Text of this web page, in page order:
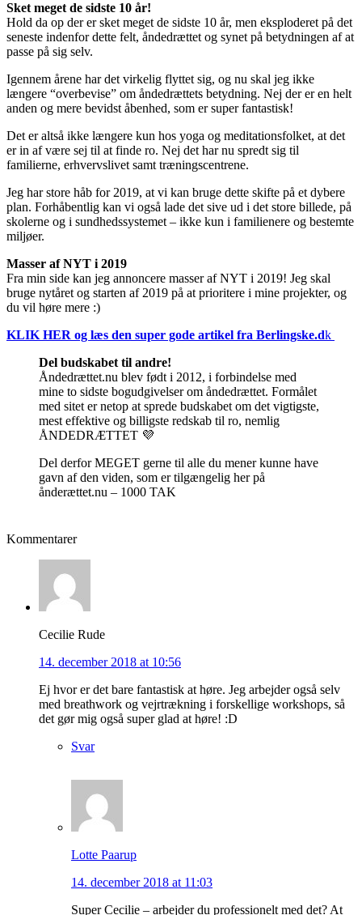
Sket meget de sidste 10 år!
Hold da op der er sket meget de sidste 10 år, men eksploderet på det
seneste indenfor dette felt, åndedrættet og synet på betydningen af at
passe på sig selv.
Igennem årene har det virkelig flyttet sig, og nu skal jeg ikke
længere “overbevise” om åndedrættets betydning. Nej der er en helt
anden og mere bevidst åbenhed, som er super fantastisk!
Det er altså ikke længere kun hos yoga og meditationsfolket, at det
er in af være sej til at finde ro. Nej det har nu spredt sig til
familierne, erhvervslivet samt træningscentrene.
Jeg har store håb for 2019, at vi kan bruge dette skifte på et dybere
plan. Forhåbentlig kan vi også lade det sive ud i det store billede, på
skolerne og i sundhedssystemet – ikke kun i familienere og bestemte
miljøer.
Masser af NYT i 2019
Fra min side kan jeg annoncere masser af NYT i 2019! Jeg skal
bruge nytåret og starten af 2019 på at prioritere i mine projekter, og
du vil høre mere :)
KLIK HER og læs den super gode artikel fra Berlingske.dk
Del budskabet til andre!
Åndedrættet.nu blev født i 2012, i forbindelse med
mine to sidste bogudgivelser om åndedrættet. Formålet
med sitet er netop at sprede budskabet om det vigtigste,
mest effektive og billigste redskab til ro, nemlig
ÅNDEDRÆTTET 💜
Del derfor MEGET gerne til alle du mener kunne have
gavn af den viden, som er tilgængelig her på
ånderættet.nu – 1000 TAK
Kommentarer
Cecilie Rude
14. december 2018 at 10:56
Ej hvor er det bare fantastisk at høre. Jeg arbejder også selv
med breathwork og vejrtrækning i forskellige workshops, så
det gør mig også super glad at høre! :D
Svar
Lotte Paarup
14. december 2018 at 11:03
Super Cecilie – arbejder du professionelt med det? At